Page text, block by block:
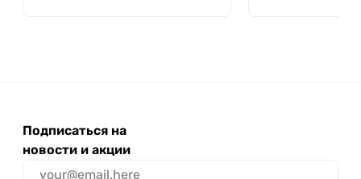
Подписаться на
новости и акции